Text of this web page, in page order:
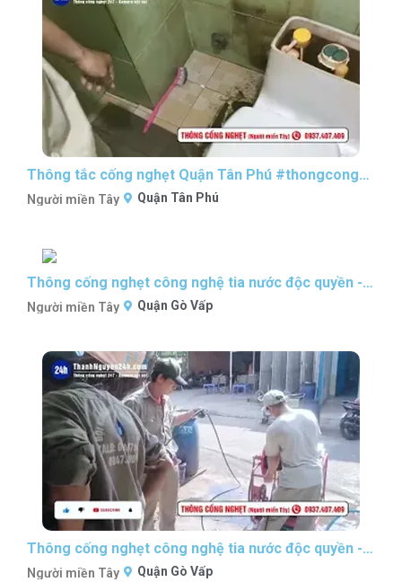
Thông tắc cống nghẹt Quận Tân Phú #thongcongnghetsaigon #nguoimientaythongcong
Người miền Tây Quận Tân Phú
Thông cống nghẹt công nghệ tia nước độc quyền - P2 #thongcongnghetsaigon #nguoimientaythongcong
Người miền Tây Quận Gò Vấp
Thông cống nghẹt công nghệ tia nước độc quyền - P1 #thongcongnghetsaigon #nguoimientaythongcong
Người miền Tây Quận Gò Vấp